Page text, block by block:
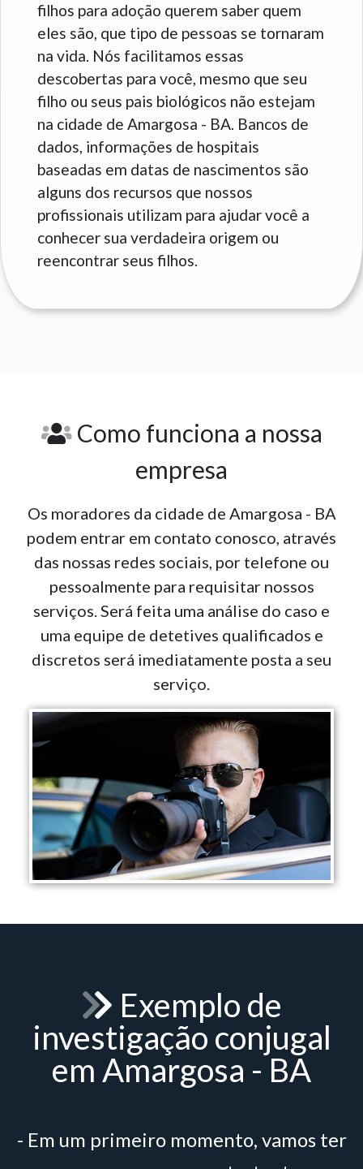
filhos para adoção querem saber quem
eles são, que tipo de pessoas se tornaram
na vida. Nós facilitamos essas
descobertas para você, mesmo que seu
filho ou seus pais biológicos não estejam
na cidade de Amargosa - BA. Bancos de
dados, informações de hospitais
baseadas em datas de nascimentos são
alguns dos recursos que nossos
profissionais utilizam para ajudar você a
conhecer sua verdadeira origem ou
reencontrar seus filhos.
Como funciona a nossa
empresa
Os moradores da cidade de Amargosa - BA
podem entrar em contato conosco, através
das nossas redes sociais, por telefone ou
pessoalmente para requisitar nossos
serviços. Será feita uma análise do caso e
uma equipe de detetives qualificados e
discretos será imediatamente posta a seu
serviço.
Exemplo de
investigação conjugal
em Amargosa - BA
- Em um primeiro momento, vamos ter